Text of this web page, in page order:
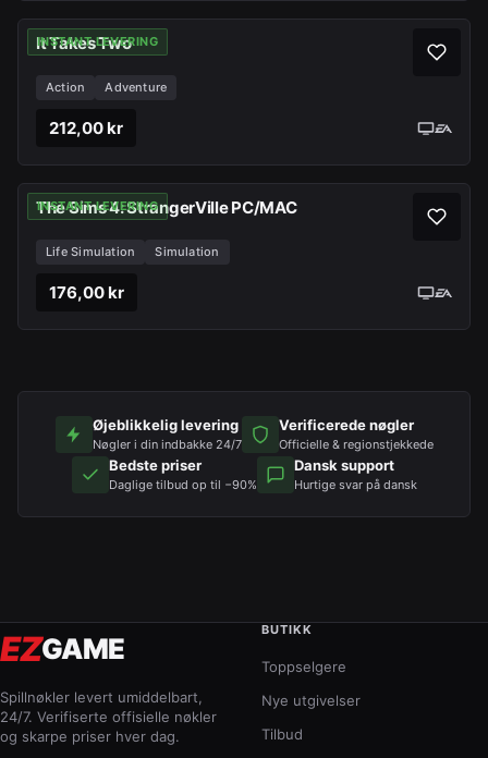
INSTANT LEVERING
It Takes Two
Action Adventure
212,00 kr
INSTANT LEVERING
The Sims 4: StrangerVille PC/MAC
Life Simulation Simulation
176,00 kr
Øjeblikkelig levering
Nøgler i din indbakke 24/7
Verificerede nøgler
Officielle & regionstjekkede
Bedste priser
Daglige tilbud op til −90%
Dansk support
Hurtige svar på dansk
EZGAME
Spillnøkler levert umiddelbart,
24/7. Verifiserte offisielle nøkler
og skarpe priser hver dag.
BUTIKK
Toppselgere
Nye utgivelser
Tilbud